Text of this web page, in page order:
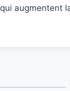
augmentent